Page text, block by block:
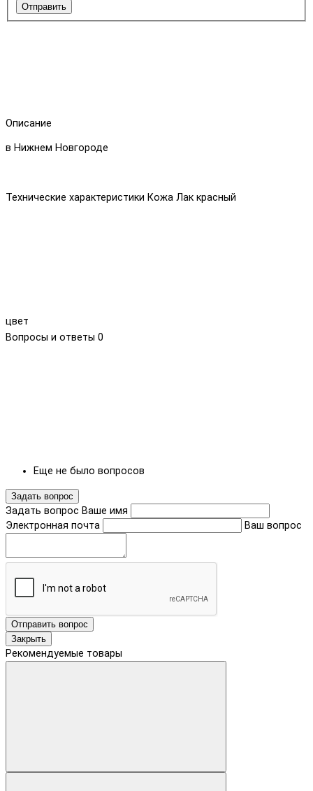
Отправить
Описание
в Нижнем Новгороде
Технические характеристики Кожа Лак красный
цвет
Вопросы и ответы 0
Еще не было вопросов
Задать вопрос
Задать вопрос Ваше имя
Электронная почта
Ваш вопрос
Отправить вопрос
Закрыть
Рекомендуемые товары